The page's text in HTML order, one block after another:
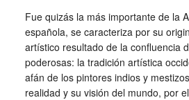
Fue quizás la más importante de la
española, se caracteriza por su
artístico resultado de la confluencia
poderosas: la tradición artística
afán de los pintores indios y
realidad y su visión del mundo, por